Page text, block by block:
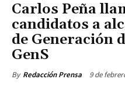
Carlos Peña
candidatos a
de Generación
GenS
By Redacción Prensa 9 de